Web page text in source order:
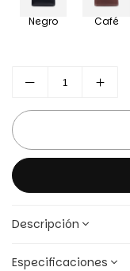
Negro Café
Descripción
Especificaciones